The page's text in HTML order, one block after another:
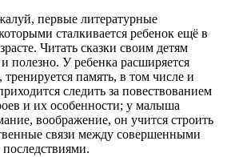
первые литературные
сталкивается ребенок ещё в
Читать сказки своим детям
полезно. У ребенка расширяется
тренируется память, в том числе и
следить за повествованием
и их особенности; у малыша
воображение, он учится строить
связи между совершенными